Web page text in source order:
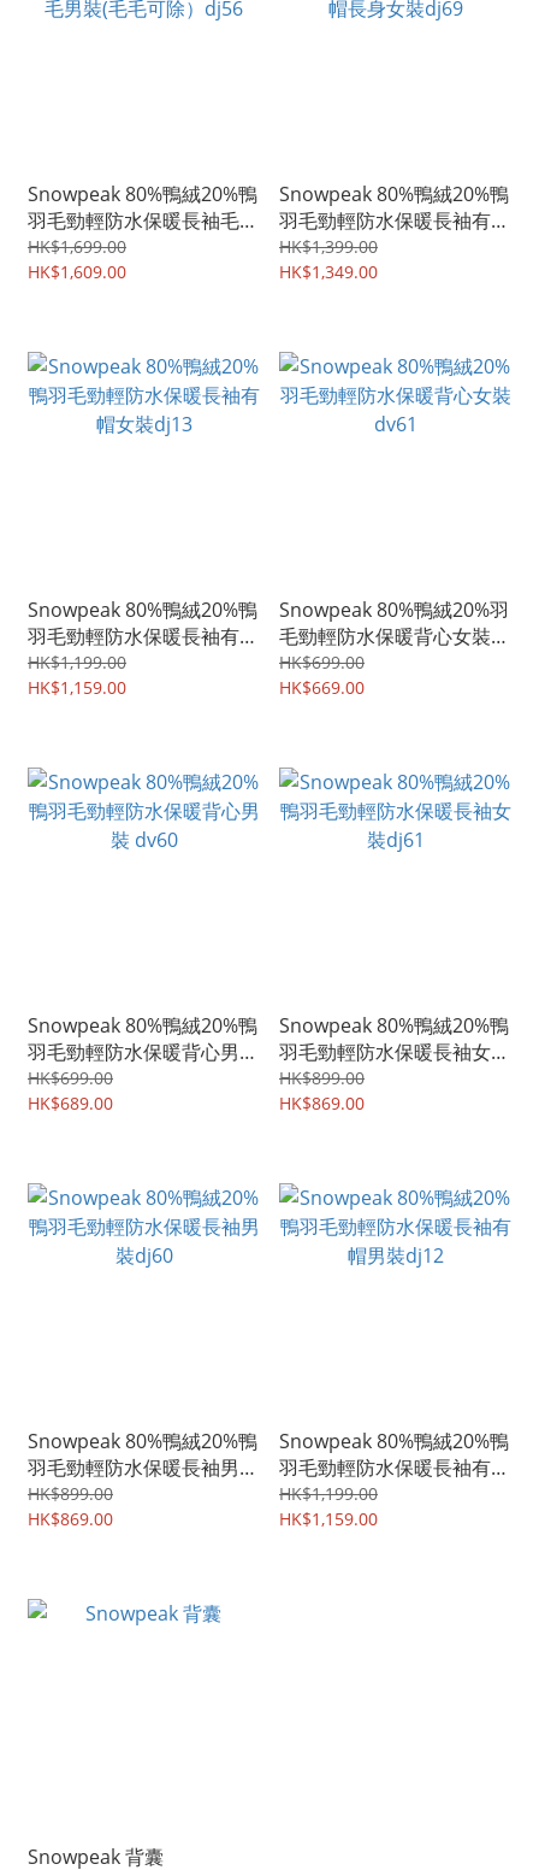
Snowpeak 80%鴨絨20%鴨
羽毛勁輕防水保暖長袖毛毛
男裝(毛毛可除）dj56
HK$1,699.00
HK$1,609.00
Snowpeak 80%鴨絨20%鴨
羽毛勁輕防水保暖長袖有帽
長身女裝dj69
HK$1,399.00
HK$1,349.00
Snowpeak 80%鴨絨20%鴨
羽毛勁輕防水保暖長袖有帽
女裝dj13
HK$1,199.00
HK$1,159.00
Snowpeak 80%鴨絨20%羽
毛勁輕防水保暖背心女裝
dv61
HK$699.00
HK$669.00
Snowpeak 80%鴨絨20%鴨
羽毛勁輕防水保暖背心男裝
dv60
HK$699.00
HK$689.00
Snowpeak 80%鴨絨20%鴨
羽毛勁輕防水保暖長袖女裝
dj61
HK$899.00
HK$869.00
Snowpeak 80%鴨絨20%鴨
羽毛勁輕防水保暖長袖男裝
dj60
HK$899.00
HK$869.00
Snowpeak 80%鴨絨20%鴨
羽毛勁輕防水保暖長袖有帽
男裝dj12
HK$1,199.00
HK$1,159.00
Snowpeak 背囊